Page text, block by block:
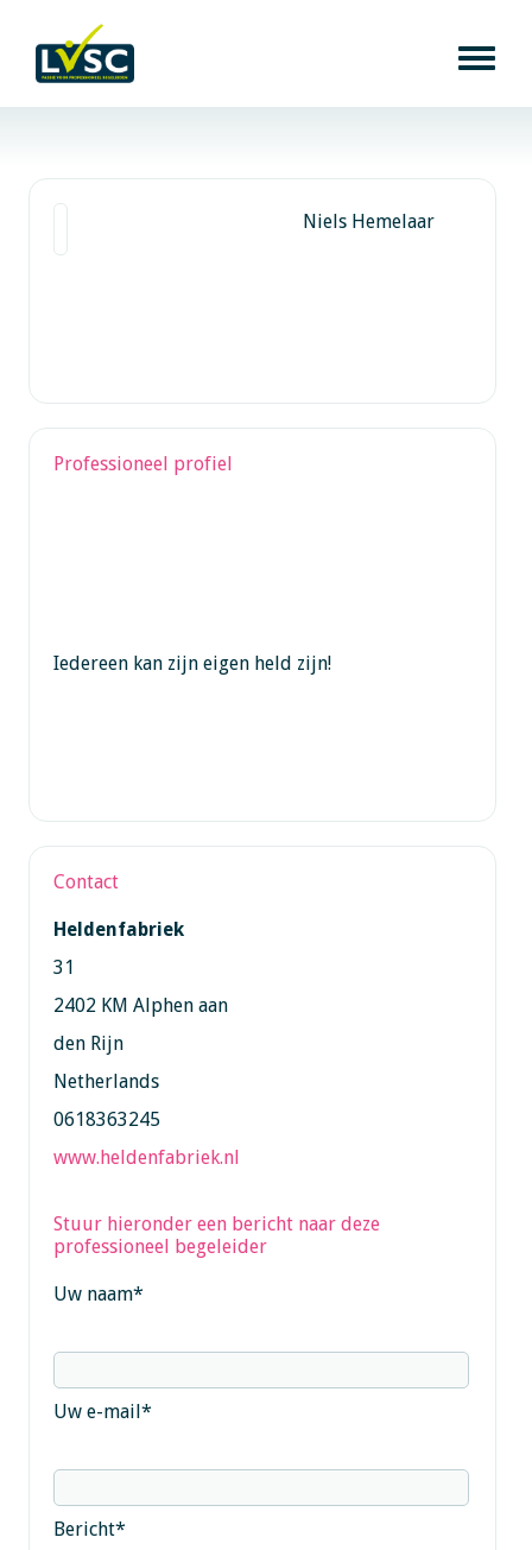
Niels Hemelaar
Professioneel profiel
Iedereen kan zijn eigen held zijn!
Contact
Heldenfabriek
31
2402 KM Alphen aan
den Rijn
Netherlands
0618363245
www.heldenfabriek.nl
Stuur hieronder een bericht naar deze
professioneel begeleider
Uw naam*
Uw e-mail*
Bericht*